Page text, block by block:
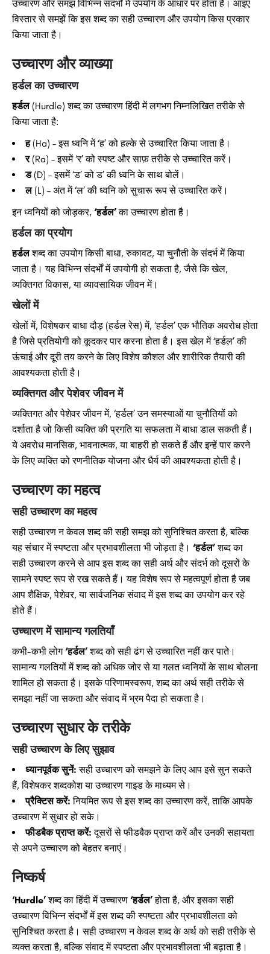
उच्चारण और समझ विभिन्न संदर्भों में उपयोग के आधार पर होता है। आइए
विस्तार से समझें कि इस शब्द का सही उच्चारण और उपयोग किस प्रकार
किया जाता है।
उच्चारण और व्याख्या
हर्डल का उच्चारण
हर्डल(Hurdle) शब्द का उच्चारण हिंदी में लगभग निम्नलिखित तरीके से
किया जाता है:
ह(Ha) – इस ध्वनि में ‘ह’ को हल्के से उच्चारित किया जाता है।
र(Ra) – इसमें ‘र’ को स्पष्ट और साफ़ तरीके से उच्चारित करें।
ड(D) – इसमें ‘ड’ को ड’ की ध्वनि के साथ बोलें।
ल(L) – अंत में ‘ल’ की ध्वनि को सुचारू रूप से उच्चारित करें।
इन ध्वनियों को जोड़कर, ‘हर्डल’का उच्चारण होता है।
हर्डल का प्रयोग
हर्डलशब्द का उपयोग किसी बाधा, रुकावट, या चुनौती के संदर्भ में किया
जाता है। यह विभिन्न संदर्भों में उपयोगी हो सकता है, जैसे कि खेल,
व्यक्तिगत विकास, या व्यावसायिक जीवन में।
खेलों में
खेलों में, विशेषकर बाधा दौड़ (हर्डल रेस) में, ‘हर्डल’ एक भौतिक अवरोध होता
है जिसे प्रतियोगी को कूदकर पार करना होता है। इस खेल में ‘हर्डल’ की
ऊंचाई और दूरी तय करने के लिए विशेष कौशल और शारीरिक तैयारी की
आवश्यकता होती है।
व्यक्तिगत और पेशेवर जीवन में
व्यक्तिगत और पेशेवर जीवन में, ‘हर्डल’ उन समस्याओं या चुनौतियों को
दर्शाता है जो किसी व्यक्ति की प्रगति या सफलता में बाधा डाल सकती हैं।
ये अवरोध मानसिक, भावनात्मक, या बाहरी हो सकते हैं और इन्हें पार करने
के लिए व्यक्ति को रणनीतिक योजना और धैर्य की आवश्यकता होती है।
उच्चारण का महत्व
सही उच्चारण का महत्व
सही उच्चारण न केवल शब्द की सही समझ को सुनिश्चित करता है, बल्कि
यह संचार में स्पष्टता और प्रभावशीलता भी जोड़ता है। ‘हर्डल’शब्द का
सही उच्चारण करने से आप इस शब्द का सही अर्थ और संदर्भ को दूसरों के
सामने स्पष्ट रूप से रख सकते हैं। यह विशेष रूप से महत्वपूर्ण होता है जब
आप शैक्षिक, पेशेवर, या सार्वजनिक संवाद में इस शब्द का उपयोग कर रहे
होते हैं।
उच्चारण में सामान्य गलतियाँ
कभी-कभी लोग‘हर्डल’शब्द को सही ढंग से उच्चारित नहीं कर पाते।
सामान्य गलतियों में शब्द को अधिक जोर से या गलत ध्वनियों के साथ बोलना
शामिल हो सकता है। इसके परिणामस्वरूप, शब्द का अर्थ सही तरीके से
समझा नहीं जा सकता और संवाद में भ्रम पैदा हो सकता है।
उच्चारण सुधार के तरीके
सही उच्चारण के लिए सुझाव
ध्यानपूर्वक सुनें: सही उच्चारण को समझने के लिए आप इसे सुन सकते
हैं, विशेषकर शब्दकोश या उच्चारण गाइड के माध्यम से।
प्रैक्टिस करें: नियमित रूप से इस शब्द का उच्चारण करें, ताकि आपके
उच्चारण में सुधार हो सके।
फीडबैक प्राप्त करें: दूसरों से फीडबैक प्राप्त करें और उनकी सहायता
से अपने उच्चारण को बेहतर बनाएं।
निष्कर्ष
‘Hurdle’शब्द का हिंदी में उच्चारण ‘हर्डल’होता है, और इसका सही
उच्चारण विभिन्न संदर्भों में इस शब्द की स्पष्टता और प्रभावशीलता को
सुनिश्चित करता है। सही उच्चारण न केवल शब्द के अर्थ को सही तरीके से
व्यक्त करता है, बल्कि संवाद में स्पष्टता और प्रभावशीलता भी बढ़ाता है।